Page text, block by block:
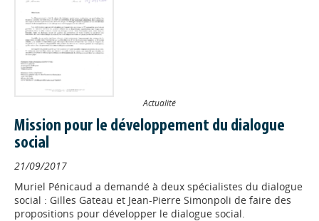
Actualité
Mission pour le développement du dialogue
social
21/09/2017
Muriel Pénicaud a demandé à deux spécialistes du dialogue
social : Gilles Gateau et Jean-Pierre Simonpoli de faire des
propositions pour développer le dialogue social.